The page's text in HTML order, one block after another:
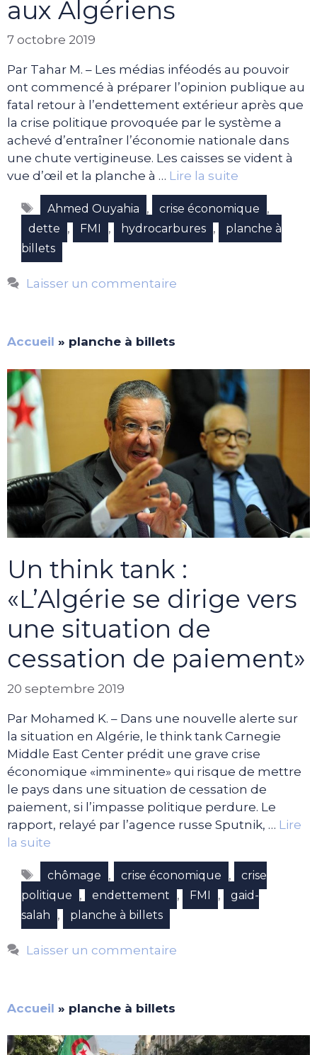
aux Algériens
7 octobre 2019
Par Tahar M. – Les médias inféodés au pouvoir
ont commencé à préparer l’opinion publique au
fatal retour à l’endettement extérieur après que
la crise politique provoquée par le système a
achevé d’entraîner l’économie nationale dans
une chute vertigineuse. Les caisses se vident à
vue d’œil et la planche à … Lire la suite
Étiquettes
Ahmed Ouyahia , crise économique ,
dette , FMI , hydrocarbures ,
planche à
billets
Laisser un commentaire
Accueil » planche à billets
Un think tank :
«L’Algérie se dirige vers
une situation de
cessation de paiement»
20 septembre 2019
Par Mohamed K. – Dans une nouvelle alerte sur
la situation en Algérie, le think tank Carnegie
Middle East Center prédit une grave crise
économique «imminente» qui risque de mettre
le pays dans une situation de cessation de
paiement, si l’impasse politique perdure. Le
rapport, relayé par l’agence russe Sputnik, … Lire
la suite
Étiquettes
chômage , crise économique ,
crise
politique
, endettement , FMI ,
gaid-
salah
, planche à billets
Laisser un commentaire
Accueil » planche à billets